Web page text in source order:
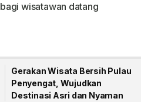
wisatawan datang
Gerakan Wisata Bersih Pulau
Penyengat, Wujudkan
Destinasi Asri dan Nyaman